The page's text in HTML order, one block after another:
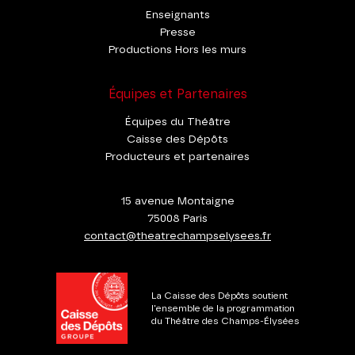
Enseignants
Presse
Productions Hors les murs
Équipes et Partenaires
Équipes du Théâtre
Caisse des Dépôts
Producteurs et partenaires
15 avenue Montaigne
75008 Paris
contact@theatrechampselysees.fr
La Caisse des Dépôts soutient
l'ensemble de la programmation
du Théâtre des Champs-Élysées